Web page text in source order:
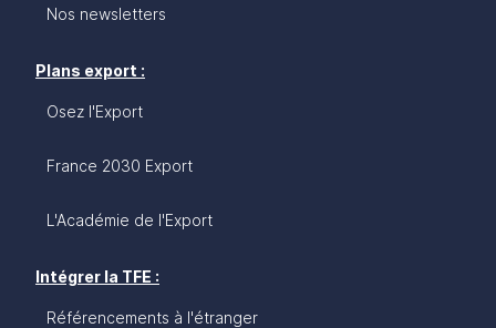
Nos newsletters
Plans export :
Osez l'Export
France 2030 Export
L'Académie de l'Export
Intégrer la TFE :
Référencements à l'étranger